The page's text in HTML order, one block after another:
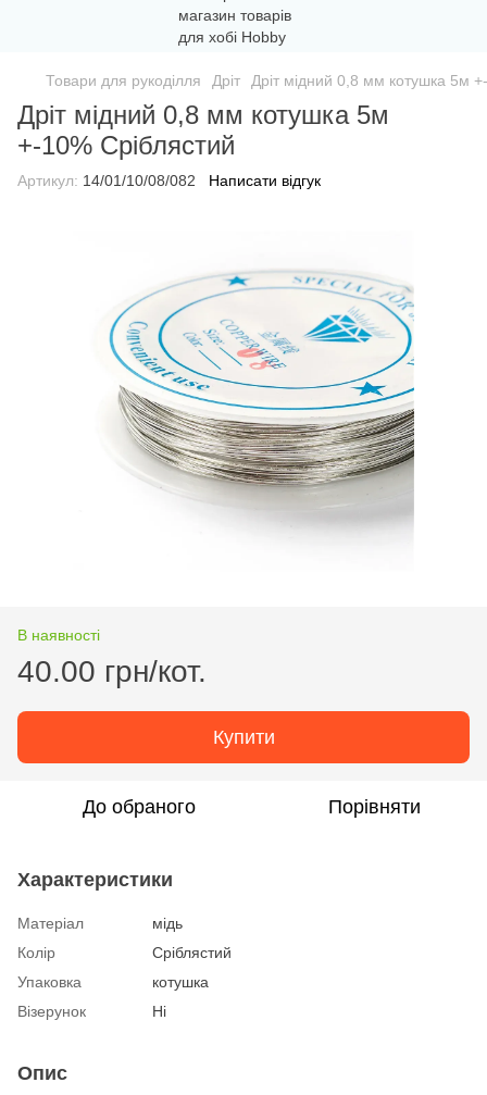
Товари для рукоділля Дріт Дріт мідний 0,8 мм котушка 5м
Дріт мідний 0,8 мм котушка 5м
+-10% Сріблястий
Артикул: 14/01/10/08/082 Написати відгук
В наявності
40.00 грн/кот.
Купити
До обраного Порівняти
Характеристики
Матеріал
мідь
Колір
Сріблястий
Упаковка
котушка
Візерунок
Ні
Опис